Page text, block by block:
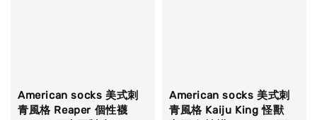
American socks 美式刺
青風格 Reaper 個性襪
American socks 美式刺
青風格 Kaiju King 怪獸